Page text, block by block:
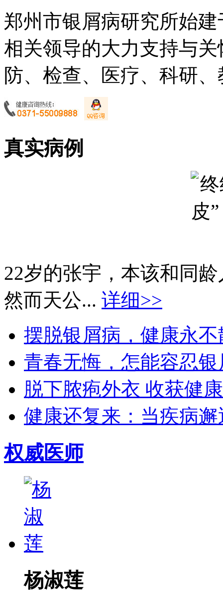
郑州市银屑病研究所始
相关领导的大力支持与
防、检查、医疗、科研
真实病例
22岁的张宇，本该和同
然而天公... 详细>>
摆脱银屑病，健康永不
青春无悔，怎能容忍
脱下脓疱外衣 收获健
健康还复来：当疾病
权威医师
杨淑莲